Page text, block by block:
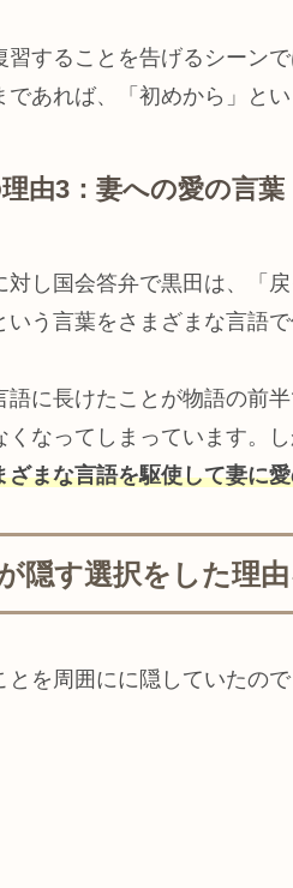
することを告げるシーン
あれば、「初めから」とい
由3：妻への愛の言葉
し国会答弁で黒田は、「
う言葉をさまざまな言語で
に長けたことが物語の前
なってしまっています。し
まな言語を駆使して妻に
隠す選択をした理
を周囲にに隠していたの